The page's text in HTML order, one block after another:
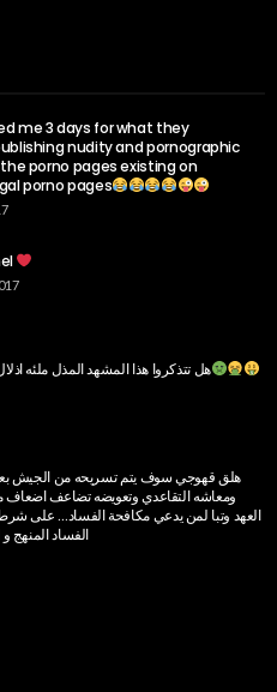
me 3 days for what they
nudity and pornographic
porno pages existing on
porno pages
هل تتذكروا هذا المشهد المذل ملئه
هلق قهوجي سوف يتم تسريحه من الجيش
ومعاشه التقاعدي وتعويضه تضاعف اضعاف
العهد ‏وتبا لمن يدعي مكافحة الفساد… على
الفساد المنهج